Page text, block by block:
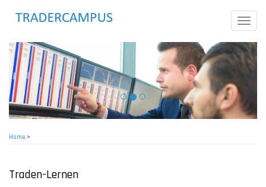
content
Toggle
Home>
Traden-Lernen